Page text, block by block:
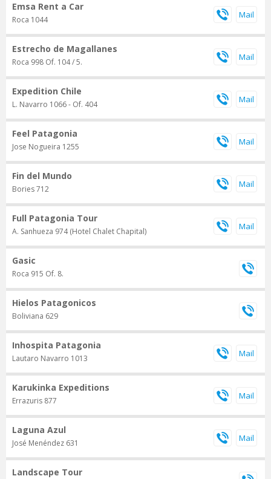
Emsa Rent a Car
Roca 1044
Estrecho de Magallanes
Roca 998 Of. 104 / 5.
Expedition Chile
L. Navarro 1066 - Of. 404
Feel Patagonia
Jose Nogueira 1255
Fin del Mundo
Bories 712
Full Patagonia Tour
A. Sanhueza 974 (Hotel Chalet Chapital)
Gasic
Roca 915 Of. 8.
Hielos Patagonicos
Boliviana 629
Inhospita Patagonia
Lautaro Navarro 1013
Karukinka Expeditions
Errazuris 877
Laguna Azul
José Menéndez 631
Landscape Tour